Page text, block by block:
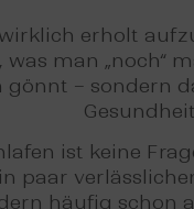
erholt
man „noch“
gönnt – sondern
ist keine
paar
häufig schon